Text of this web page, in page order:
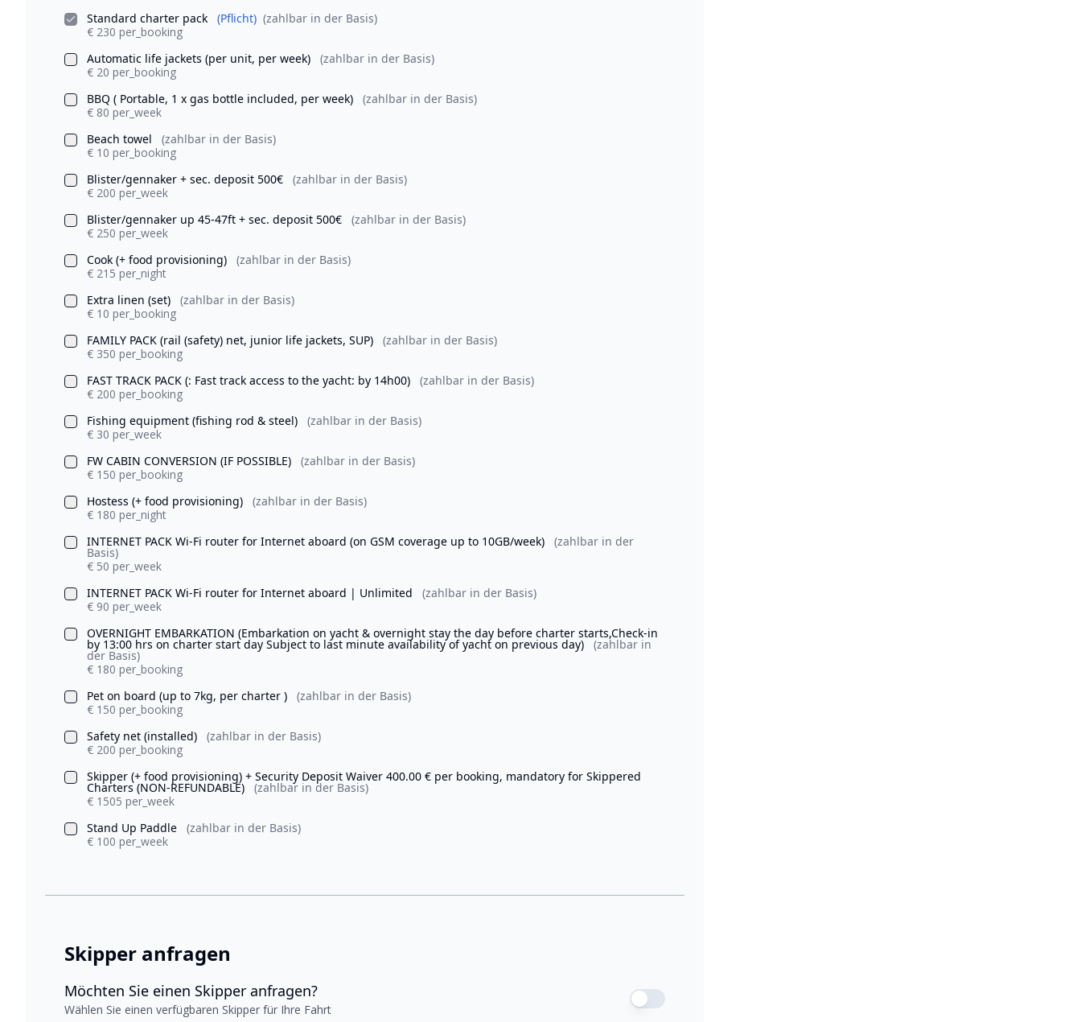
Standard charter pack
(Pflicht) (zahlbar in der Basis)
€ 230 per_booking
Automatic life jackets (per unit, per week)
(zahlbar in der Basis)
€ 20 per_booking
BBQ ( Portable, 1 x gas bottle included, per week)
(zahlbar in der Basis)
€ 80 per_week
Beach towel
(zahlbar in der Basis)
€ 10 per_booking
Blister/gennaker + sec. deposit 500€
(zahlbar in der Basis)
€ 200 per_week
Blister/gennaker up 45-47ft + sec. deposit 500€
(zahlbar in der Basis)
€ 250 per_week
Cook (+ food provisioning)
(zahlbar in der Basis)
€ 215 per_night
Extra linen (set)
(zahlbar in der Basis)
€ 10 per_booking
FAMILY PACK (rail (safety) net, junior life jackets, SUP)
(zahlbar in der Basis)
€ 350 per_booking
FAST TRACK PACK (: Fast track access to the yacht: by 14h00)
(zahlbar in der Basis)
€ 200 per_booking
Fishing equipment (fishing rod & steel)
(zahlbar in der Basis)
€ 30 per_week
FW CABIN CONVERSION (IF POSSIBLE)
(zahlbar in der Basis)
€ 150 per_booking
Hostess (+ food provisioning)
(zahlbar in der Basis)
€ 180 per_night
INTERNET PACK Wi-Fi router for Internet aboard (on GSM coverage up to 10GB/week)
(zahlbar in der
Basis)
€ 50 per_week
INTERNET PACK Wi-Fi router for Internet aboard | Unlimited
(zahlbar in der Basis)
€ 90 per_week
OVERNIGHT EMBARKATION (Embarkation on yacht & overnight stay the day before charter starts,Check-in
by 13:00 hrs on charter start day Subject to last minute availability of yacht on previous day) (zahlbar in
der Basis)
€ 180 per_booking
Pet on board (up to 7kg, per charter )
(zahlbar in der Basis)
€ 150 per_booking
Safety net (installed)
(zahlbar in der Basis)
€ 200 per_booking
Skipper (+ food provisioning) + Security Deposit Waiver 400.00 € per booking, mandatory for Skippered
Charters (NON-REFUNDABLE)
(zahlbar in der Basis)
€ 1505 per_week
Stand Up Paddle
(zahlbar in der Basis)
€ 100 per_week
Skipper anfragen
Möchten Sie einen Skipper anfragen?
Wählen Sie einen verfügbaren Skipper für Ihre Fahrt